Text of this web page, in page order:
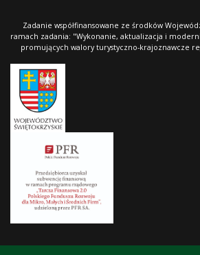
Zadanie współfinansowane ze środków
ramach zadania: "Wykonanie, aktualizacja i
promujących walory turystyczno-krajoznawcze